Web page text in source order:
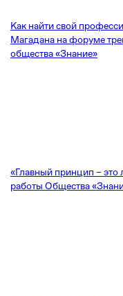
Как найти свой
Магадана на форуме
общества «Знание»
«Главный принцип –
работы Общества